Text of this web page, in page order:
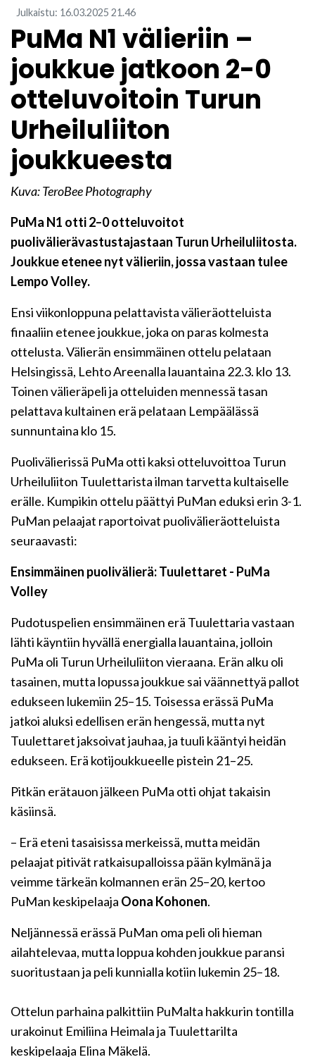
Julkaistu: 16.03.2025 21.46
PuMa N1 välieriin –
joukkue jatkoon 2-0
otteluvoitoin Turun
Urheiluliiton
joukkueesta
Kuva: TeroBee Photography
PuMa N1 otti 2–0 otteluvoitot
puolivälierävastustajastaan Turun Urheiluliitosta.
Joukkue etenee nyt välieriin, jossa vastaan tulee
Lempo Volley.
Ensi viikonloppuna pelattavista välieräotteluista
finaaliin etenee joukkue, joka on paras kolmesta
ottelusta. Välierän ensimmäinen ottelu pelataan
Helsingissä, Lehto Areenalla lauantaina 22.3. klo 13.
Toinen välieräpeli ja otteluiden mennessä tasan
pelattava kultainen erä pelataan Lempäälässä
sunnuntaina klo 15.
Puolivälierissä PuMa otti kaksi otteluvoittoa Turun
Urheiluliiton Tuulettarista ilman tarvetta kultaiselle
erälle. Kumpikin ottelu päättyi PuMan eduksi erin 3-1.
PuMan pelaajat raportoivat puolivälieräotteluista
seuraavasti:
Ensimmäinen puolivälierä: Tuulettaret - PuMa
Volley
Pudotuspelien ensimmäinen erä Tuulettaria vastaan
lähti käyntiin hyvällä energialla lauantaina, jolloin
PuMa oli Turun Urheiluliiton vieraana. Erän alku oli
tasainen, mutta lopussa joukkue sai väännettyä pallot
edukseen lukemiin 25–15. Toisessa erässä PuMa
jatkoi aluksi edellisen erän hengessä, mutta nyt
Tuulettaret jaksoivat jauhaa, ja tuuli kääntyi heidän
edukseen. Erä kotijoukkueelle pistein 21–25.
Pitkän erätauon jälkeen PuMa otti ohjat takaisin
käsiinsä.
– Erä eteni tasaisissa merkeissä, mutta meidän
pelaajat pitivät ratkaisupalloissa pään kylmänä ja
veimme tärkeän kolmannen erän 25–20, kertoo
PuMan keskipelaaja Oona Kohonen.
Neljännessä erässä PuMan oma peli oli hieman
ailahtelevaa, mutta loppua kohden joukkue paransi
suoritustaan ja peli kunnialla kotiin lukemin 25–18.
Ottelun parhaina palkittiin PuMalta hakkurin tontilla
urakoinut Emiliina Heimala ja Tuulettarilta
keskipelaaja Elina Mäkelä.